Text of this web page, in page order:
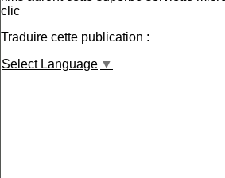
clic
Traduire cette publication :
Select Language ▼